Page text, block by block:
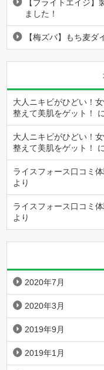
【ブライトエイジ
ました！
【梅ズバ】もち麦ダ
大人ニキビがひどい！
整えて美肌をゲット！
に
大人ニキビがひどい！
整えて美肌をゲット！
に
ライスフォース口コミ
より
ライスフォース口コミ
より
2020年7月
2020年3月
2019年9月
2019年1月